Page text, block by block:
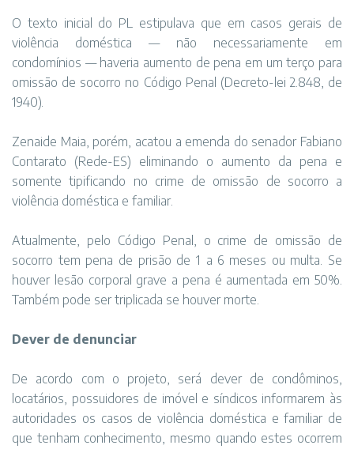
O texto inicial do PL estipulava que em casos gerais de
violência doméstica — não necessariamente em
condomínios — haveria aumento de pena em um terço para
omissão de socorro no Código Penal (Decreto-lei 2.848, de
1940).
Zenaide Maia, porém, acatou a emenda do senador Fabiano
Contarato (Rede-ES) eliminando o aumento da pena e
somente tipificando no crime de omissão de socorro a
violência doméstica e familiar.
Atualmente, pelo Código Penal, o crime de omissão de
socorro tem pena de prisão de 1 a 6 meses ou multa. Se
houver lesão corporal grave a pena é aumentada em 50%.
Também pode ser triplicada se houver morte.
Dever de denunciar
De acordo com o projeto, será dever de condôminos,
locatários, possuidores de imóvel e síndicos informarem às
autoridades os casos de violência doméstica e familiar de
que tenham conhecimento, mesmo quando estes ocorrem